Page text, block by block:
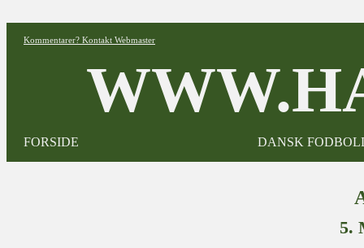
Kommentarer? Kontakt Webmaster
FORSIDE DANSK
5.